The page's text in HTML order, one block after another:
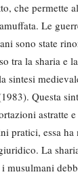
che permette
Le
sono state
tra la sharia e
sintesi
Questa
astratte
pratici, essa ha
La
musulmani